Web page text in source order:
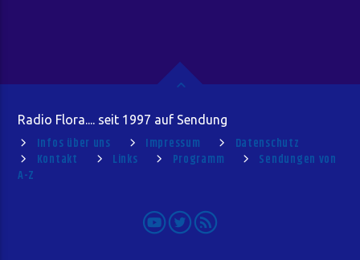
Radio Flora.... seit 1997 auf Sendung
Infos über uns Impressum
Datenschutz
Kontakt
Links Programm
Sendungen von
A-Z